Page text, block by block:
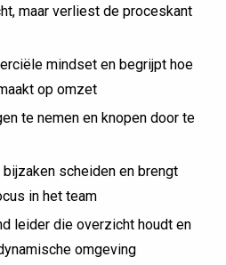
maar verliest de proceskant
mindset en begrijpt hoe
op omzet
te nemen en knopen door te
scheiden en brengt
in het team
leider die overzicht houdt en
omgeving